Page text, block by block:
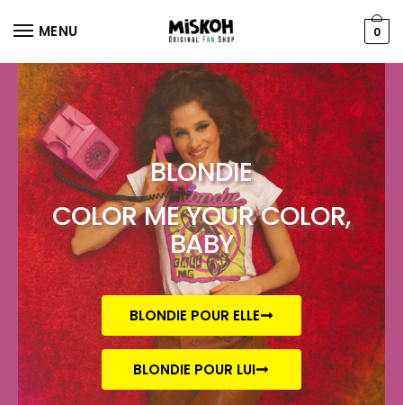
MENU 0
BLONDIE
COLOR ME YOUR COLOR,
BABY
BLONDIE POUR ELLE
BLONDIE POUR LUI